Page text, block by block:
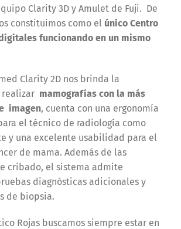
Clarity 3D y Amulet de Fuji. De
constituimos como el único Centro
funcionando en un mismo
Clarity 2D nos brinda la
mamografías con la más
imagen, cuenta con una ergonomía
el técnico de radiología como
y una excelente usabilidad para el
de mama. Además de las
cribado, el sistema admite
diagnósticas adicionales y
de biopsia.
Rojas buscamos siempre estar en